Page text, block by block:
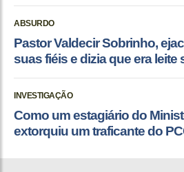
ABSURDO
Pastor Valdecir Sobrinho,
suas fiéis e dizia que era leite
INVESTIGAÇÃO
Como um estagiário do
extorquiu um traficante do